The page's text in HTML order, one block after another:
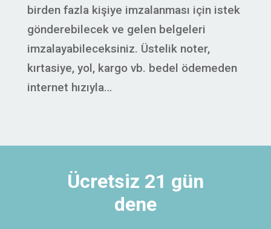
birden fazla kişiye imzalanması için istek
gönderebilecek ve gelen belgeleri
imzalayabileceksiniz. Üstelik noter,
kırtasiye, yol, kargo vb. bedel ödemeden
internet hızıyla…
Ücretsiz 21 gün
dene